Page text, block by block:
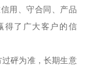
用、守合同、产品
得了广大客户的信
砰为准，长期生意